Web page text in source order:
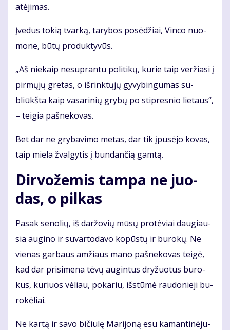
at­ėji­mas.
Įve­dus to­kią tvar­ką, ta­ry­bos po­sė­džiai, Vin­co nuo­
mo­ne, bū­tų pro­duk­ty­vūs.
„Aš nie­kaip ne­su­pran­tu po­li­ti­kų, ku­rie taip ver­žia­si į
pir­mų­jų gre­tas, o iš­rink­tų­jų gy­vy­bin­gu­mas su­
bliūkš­ta kaip va­sa­ri­nių gry­bų po stip­res­nio lie­taus“,
– tei­gia pa­šne­ko­vas.
Bet dar ne gry­ba­vi­mo me­tas, dar tik įpu­sė­jo ko­vas,
taip mie­la žval­gy­tis į bun­dan­čią gam­tą.
Dir­vo­že­mis tam­pa ne juo­
das, o pil­kas
Pa­sak se­no­lių, iš dar­žo­vių mū­sų pro­tė­viai dau­giau­
sia au­gi­no ir su­var­to­da­vo ko­pūs­tų ir bu­ro­kų. Ne
vie­nas gar­baus am­žiaus ma­no pa­šne­ko­vas tei­gė,
kad dar pri­si­me­na tė­vų au­gin­tus dry­žuo­tus bu­ro­
kus, ku­riuos vė­liau, po­ka­riu, iš­stū­mė rau­do­nie­ji bu­
ro­kė­liai.
Ne kar­tą ir sa­vo bi­čiu­lę Ma­ri­jo­ną esu ka­man­ti­nė­ju­